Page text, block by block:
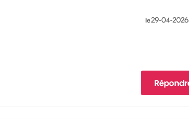
le‎29-04-2026